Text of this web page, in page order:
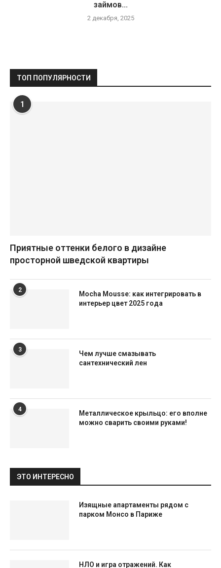
займов...
2 декабря, 2025
ТОП ПОПУЛЯРНОСТИ
1
Приятные оттенки белого в дизайне
просторной шведской квартиры
2
Mocha Mousse: как интегрировать в
интерьер цвет 2025 года
3
Чем лучше смазывать
сантехнический лен
4
Металлическое крыльцо: его вполне
можно сварить своими руками!
ЭТО ИНТЕРЕСНО
Изящные апартаменты рядом с
парком Монсо в Париже
НЛО и игра отражений. Как